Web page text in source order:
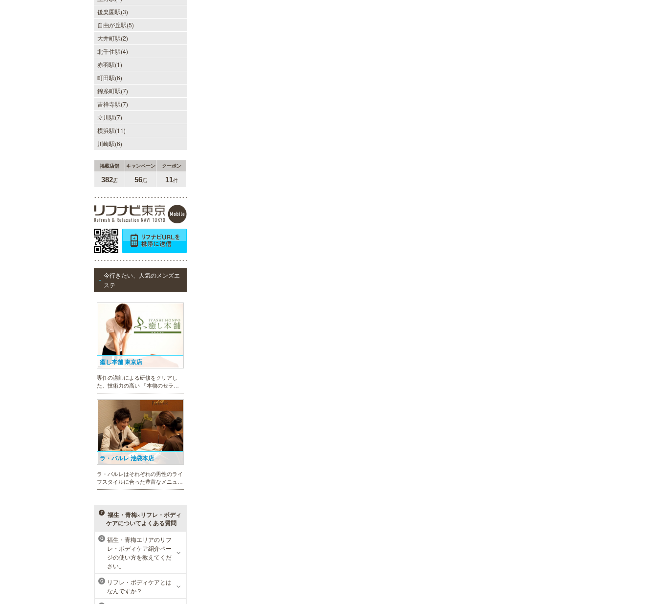
後楽園駅(3)
自由が丘駅(5)
大井町駅(2)
北千住駅(4)
赤羽駅(1)
町田駅(6)
錦糸町駅(7)
吉祥寺駅(7)
立川駅(7)
横浜駅(11)
川崎駅(6)
掲載店舗 キャンペーン クーポン
382店 56店 11件
今行きたい、人気のメンズエ
ステ
癒し本舗 東京店
専任の講師による研修をクリアし
た、技術力の高い 「本物のセラピ
スト」 のみ在籍しております。是
非、お気軽にお問い合わせくださ
ラ・パルレ 池袋本店
ラ・パルレはそれぞれの男性のライ
フスタイルに合った豊富なメニュー
で、男性の美をサポート。第一印象
も安心の体験コースも多数ご用意。
MEN’S TBC 渋谷店
メンズTBCは、豊富なメニューでラ
イフスタイルに合わせた美をサポー
トします。今男性にも人気の脱毛、
フェイシャルケア、引き締め他、各
種お得な体験コースもご用意。老舗
福生・青梅×リフレ・ボディ
ケアについてよくある質問
Q
福生・青梅エリアのリフ
レ・ボディケア紹介ペー
ジの使い方を教えてくだ
さい。
Q
リフレ・ボディケアとは
なんですか？